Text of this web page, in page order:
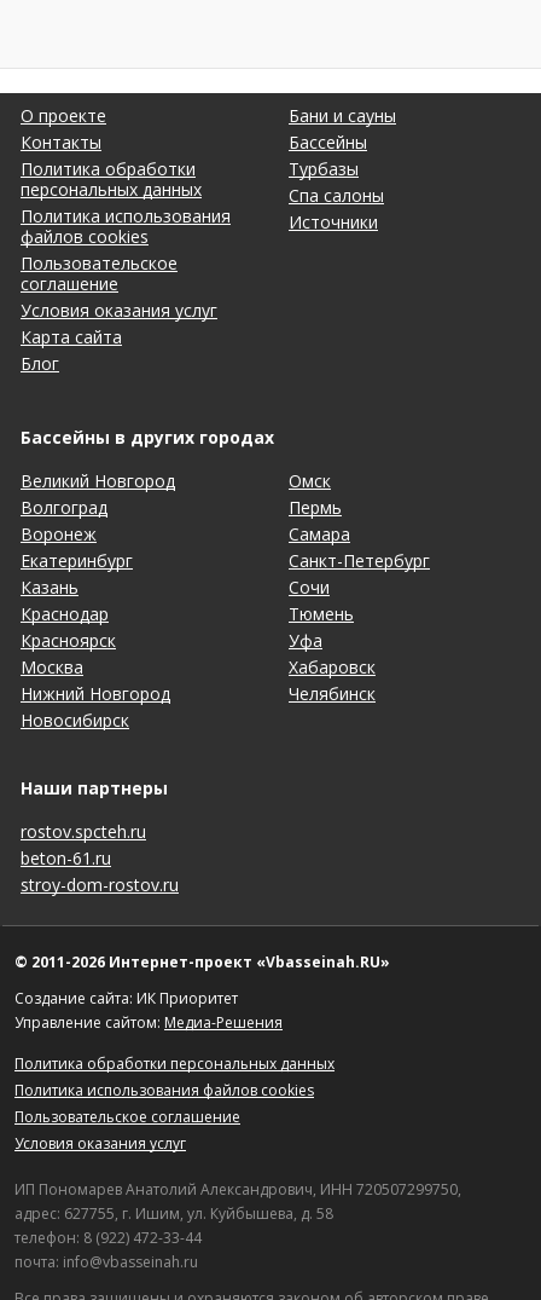
О проекте
Контакты
Политика обработки
персональных данных
Политика использования
файлов cookies
Пользовательское
соглашение
Условия оказания услуг
Карта сайта
Блог
Бани и сауны
Бассейны
Турбазы
Спа салоны
Источники
Бассейны в других городах
Великий Новгород
Волгоград
Воронеж
Екатеринбург
Казань
Краснодар
Красноярск
Москва
Нижний Новгород
Новосибирск
Омск
Пермь
Самара
Санкт-Петербург
Сочи
Тюмень
Уфа
Хабаровск
Челябинск
Наши партнеры
rostov.spcteh.ru
beton-61.ru
stroy-dom-rostov.ru
© 2011-2026 Интернет-проект «Vbasseinah.RU»
Создание сайта: ИК Приоритет
Управление сайтом: Медиа-Решения
Политика обработки персональных данных
Политика использования файлов cookies
Пользовательское соглашение
Условия оказания услуг
ИП Пономарев Анатолий Александрович, ИНН 720507299750,
адрес: 627755, г. Ишим, ул. Куйбышева, д. 58
телефон: 8 (922) 472-33-44
почта: info@vbasseinah.ru